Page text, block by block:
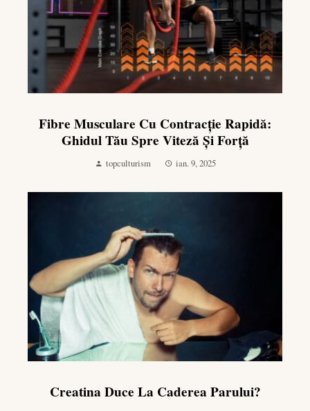
Fibre Musculare Cu Contracţie Rapidă:
Ghidul Tău Spre Viteză Și Forță
topculturism ian. 9, 2025
Creatina Duce La Caderea Parului?